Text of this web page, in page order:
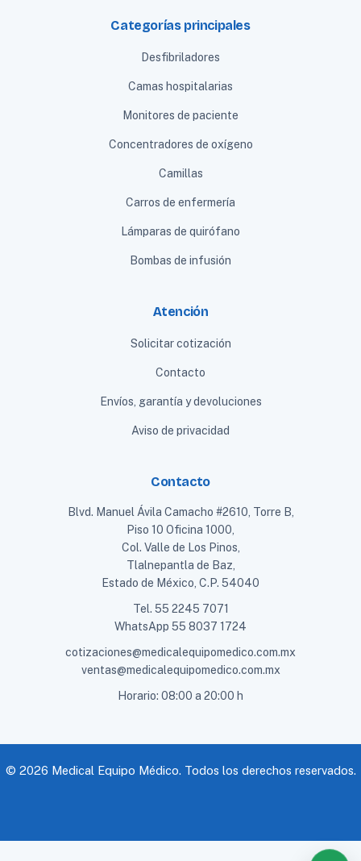
Categorías principales
Desfibriladores
Camas hospitalarias
Monitores de paciente
Concentradores de oxígeno
Camillas
Carros de enfermería
Lámparas de quirófano
Bombas de infusión
Atención
Solicitar cotización
Contacto
Envíos, garantía y devoluciones
Aviso de privacidad
Contacto
Blvd. Manuel Ávila Camacho #2610, Torre B,
Piso 10 Oficina 1000,
Col. Valle de Los Pinos,
Tlalnepantla de Baz,
Estado de México, C.P. 54040
Tel. 55 2245 7071
WhatsApp 55 8037 1724
cotizaciones@medicalequipomedico.com.mx
ventas@medicalequipomedico.com.mx
Horario: 08:00 a 20:00 h
© 2026 Medical Equipo Médico. Todos los derechos reservados.